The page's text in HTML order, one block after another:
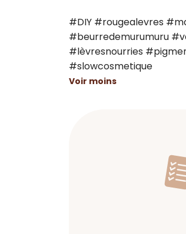
#DIY #rougealevres
#beurredemurumuru
#lèvresnourries
#slowcosmetique
Voir moins